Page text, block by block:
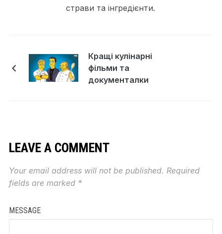
страви та інгредієнти.
Кращі кулінарні
фільми та
документалки
LEAVE A COMMENT
Your email address will not be published. Required
fields are marked *
MESSAGE